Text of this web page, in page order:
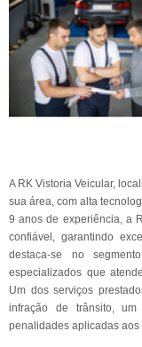
A RK Vistoria Veicular,
sua área, com alta
9 anos de experiência, a
confiável, garantindo
destaca-se no
especializados que
Um dos serviços
infração de trânsito,
penalidades aplicadas aos